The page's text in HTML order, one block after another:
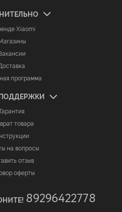
Xiaomi
программа
Гарантия
товара
на вопросы
отзыв
оферты
89296422778